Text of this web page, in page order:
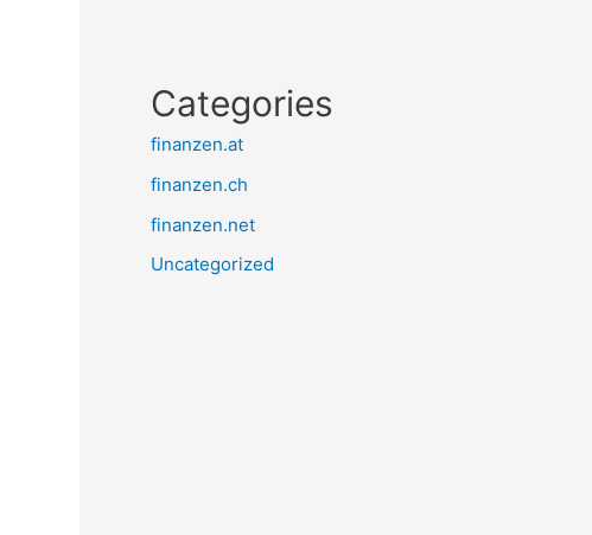
Categories
finanzen.at
finanzen.ch
finanzen.net
Uncategorized